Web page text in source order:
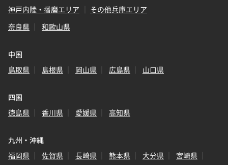
神戸内陸・播磨エリア
その他兵庫エリア
奈良県
和歌山県
中国
鳥取県
島根県 岡山県 広島県 山口県
四国
徳島県
香川県 愛媛県 高知県
九州・沖縄
福岡県
佐賀県 長崎県 熊本県 大分県
宮崎県